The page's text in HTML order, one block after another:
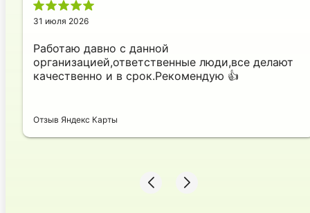
31 июля 2026
Работаю давно с данной
организацией,ответственные люди,все делают
качественно и в срок.Рекомендую 👍
Отзыв Яндекс Карты